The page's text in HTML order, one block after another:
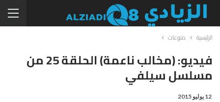
الرئيسية منوعات
فيديو: (مخالب ناعمة) الحلقة 25 من
مسلسل سيلفي
12 يوليو 2015